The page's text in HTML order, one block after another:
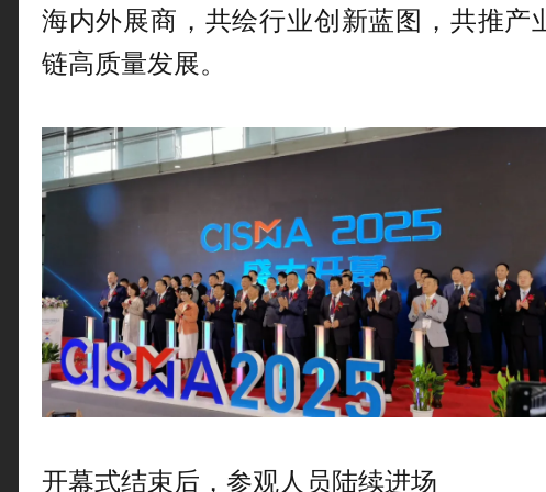
海内外展商，共绘行业创新蓝图，共推产
链高质量发展。
开幕式结束后，参观人员陆续进场